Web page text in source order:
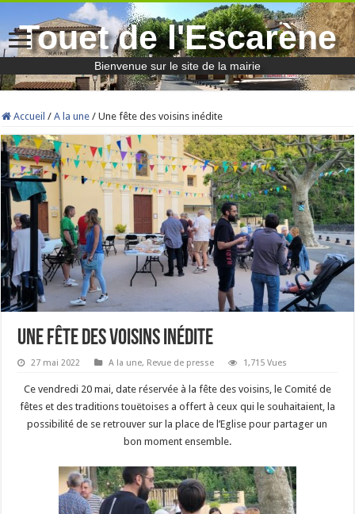
Touet de l'Escarène
Bienvenue sur le site de la mairie
Accueil / A la une / Une fête des voisins inédite
Une fête des voisins inédite
27 mai 2022 A la une, Revue de presse 1,715 Vues
Ce vendredi 20 mai, date réservée à la fête des voisins, le Comité de
fêtes et des traditions touëtoises a offert à ceux qui le souhaitaient, la
possibilité de se retrouver sur la place de l’Eglise pour partager un
bon moment ensemble.